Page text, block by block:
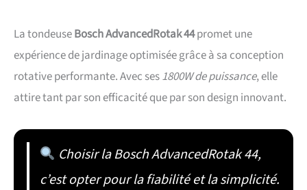
La tondeuseBosch AdvancedRotak 44promet une
expérience de jardinage optimisée grâce à sa conception
rotative performante. Avec ses1800W de puissance, elle
attire tant par son efficacité que par son design innovant.
Choisir la Bosch AdvancedRotak 44,
c’est opter pour la fiabilité et la simplicité.